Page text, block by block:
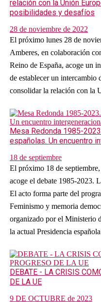
relación con la Unión
posibilidades y desafíos
28 de noviembre de 2022
El próximo lunes 28 de
Amberes, en colaboración
Reino de España, acoge un
de establecer un intercambio
consolidar la relación con la
Mesa Redonda 1985-
españolas. Un encuentro
18 de septiembre
El próximo 18 de
acoge el debate 1985-2023.
El acto forma parte del
Feminismo y memoria
organizado por el Ministerio
la actual Presidencia
DEBATE - LA CRISIS
DE LA UE
9 DE OCTUBRE de 2023